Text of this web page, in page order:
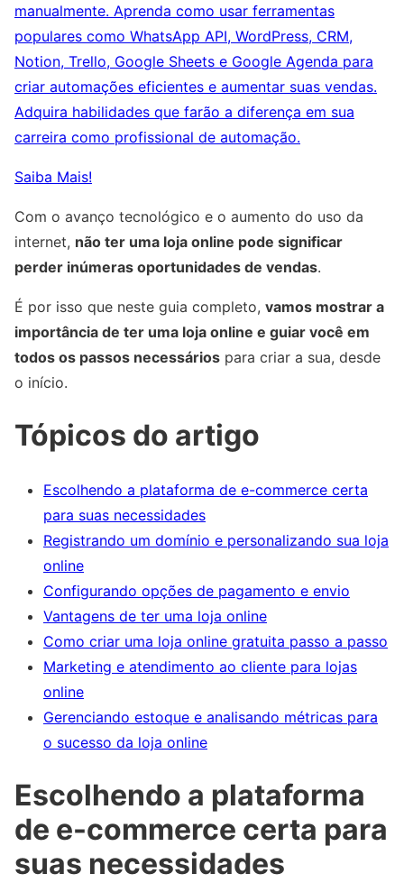
manualmente. Aprenda como usar ferramentas
populares como WhatsApp API, WordPress, CRM,
Notion, Trello, Google Sheets e Google Agenda para
criar automações eficientes e aumentar suas vendas.
Adquira habilidades que farão a diferença em sua
carreira como profissional de automação.
Saiba Mais!
Com o avanço tecnológico e o aumento do uso da
internet, não ter uma loja online pode significar
perder inúmeras oportunidades de vendas.
É por isso que neste guia completo, vamos mostrar a
importância de ter uma loja online e guiar você em
todos os passos necessários para criar a sua, desde
o início.
Tópicos do artigo
Escolhendo a plataforma de e-commerce certa
para suas necessidades
Registrando um domínio e personalizando sua loja
online
Configurando opções de pagamento e envio
Vantagens de ter uma loja online
Como criar uma loja online gratuita passo a passo
Marketing e atendimento ao cliente para lojas
online
Gerenciando estoque e analisando métricas para
o sucesso da loja online
Escolhendo a plataforma
de e-commerce certa para
suas necessidades